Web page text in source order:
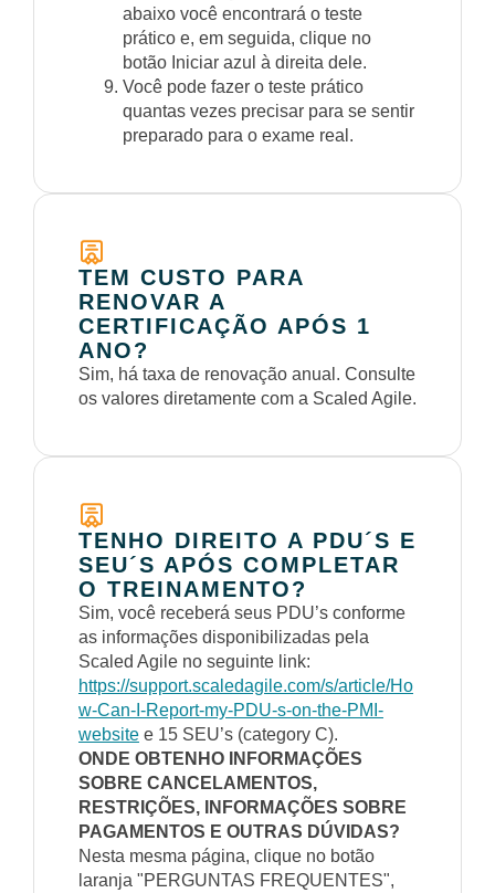
abaixo você encontrará o teste
prático e, em seguida, clique no
botão Iniciar azul à direita dele.
Você pode fazer o teste prático
quantas vezes precisar para se sentir
preparado para o exame real.
TEM CUSTO PARA
RENOVAR A
CERTIFICAÇÃO APÓS 1
ANO?
Sim, há taxa de renovação anual. Consulte
os valores diretamente com a Scaled Agile.
TENHO DIREITO A PDU´S E
SEU´S APÓS COMPLETAR
O TREINAMENTO?
Sim, você receberá seus PDU’s conforme
as informações disponibilizadas pela
Scaled Agile no seguinte link:
https://support.scaledagile.com/s/article/Ho
w-Can-I-Report-my-PDU-s-on-the-PMI-
website e 15 SEU’s (category C).
ONDE OBTENHO INFORMAÇÕES
SOBRE CANCELAMENTOS,
RESTRIÇÕES, INFORMAÇÕES SOBRE
PAGAMENTOS E OUTRAS DÚVIDAS?
Nesta mesma página, clique no botão
laranja "PERGUNTAS FREQUENTES",